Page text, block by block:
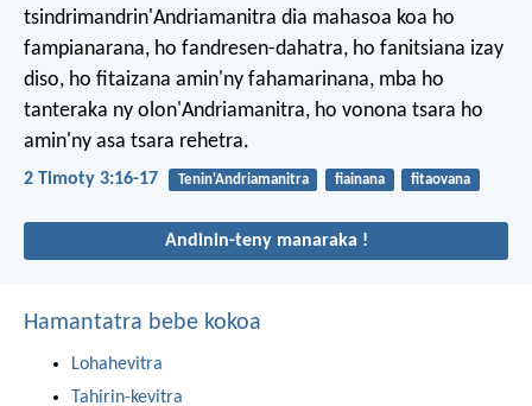
tsindrimandrin'Andriamanitra dia mahasoa koa ho
fampianarana, ho fandresen-dahatra, ho fanitsiana izay
diso, ho fitaizana amin'ny fahamarinana, mba ho
tanteraka ny olon'Andriamanitra, ho vonona tsara ho
amin'ny asa tsara rehetra.
2 Timoty 3:16-17 Tenin'Andriamanitra fiainana fitaovana
Andinin-teny manaraka !
Hamantatra bebe kokoa
Lohahevitra
Tahirin-kevitra